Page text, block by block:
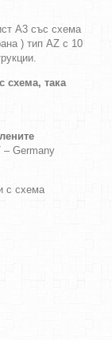
А3 със схема
) тип AZ с 10
схема, така
– Germany
с схема